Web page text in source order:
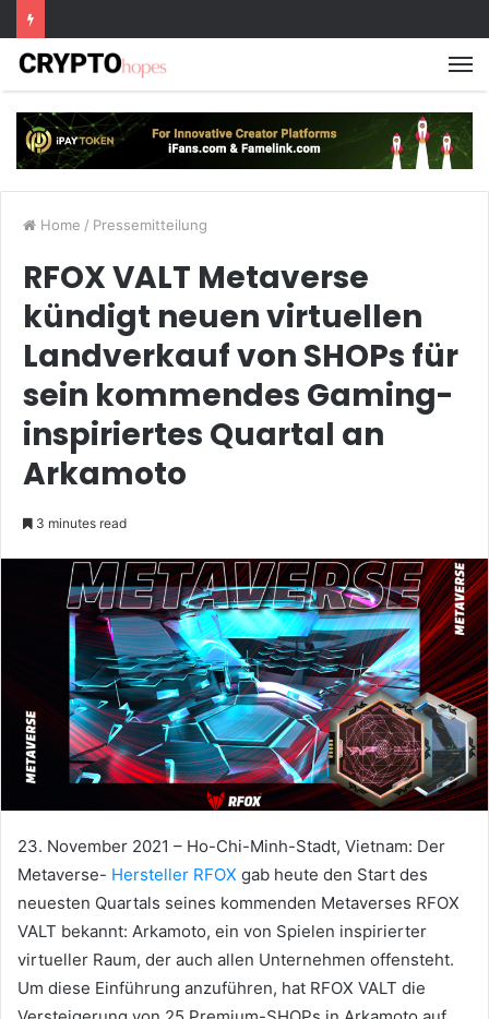
Home / Pressemitteilung
RFOX VALT Metaverse
kündigt neuen virtuellen
Landverkauf von SHOPs für
sein kommendes Gaming-
inspiriertes Quartal an
Arkamoto
3 minutes read
23. November 2021 – Ho-Chi-Minh-Stadt, Vietnam: Der
Metaverse- Hersteller RFOX gab heute den Start des
neuesten Quartals seines kommenden Metaverses RFOX
VALT bekannt: Arkamoto, ein von Spielen inspirierter
virtueller Raum, der auch allen Unternehmen offensteht.
Um diese Einführung anzuführen, hat RFOX VALT die